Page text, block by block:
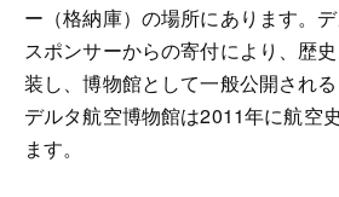
ー（格納庫）の場所にあります。
スポンサーからの寄付により、歴
装し、博物館として一般公開される
デルタ航空博物館は2011年に航空
ます。